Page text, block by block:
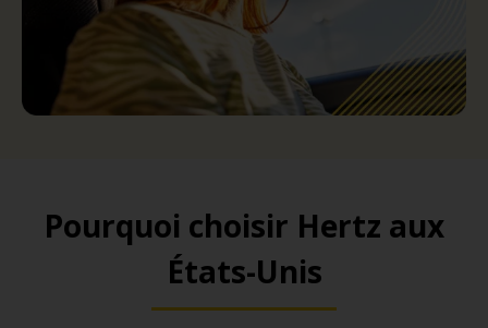
Pourquoi choisir Hertz aux
États-Unis